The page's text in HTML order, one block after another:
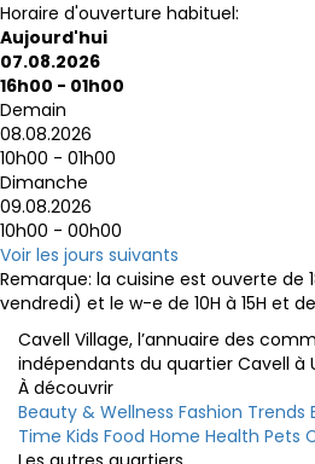
Horaire d'ouverture habituel:
Aujourd'hui
07.08.2026
16h00 - 01h00
Demain
08.08.2026
10h00 - 01h00
Dimanche
09.08.2026
10h00 - 00h00
Voir les jours suivants
Remarque: la cuisine est ouverte de
vendredi) et le w-e de 10H à 15H et de
Cavell Village, l’annuaire des
indépendants du quartier Cavell à
À découvrir
Beauty & Wellness Fashion Trends
Time Kids Food Home Health Pets